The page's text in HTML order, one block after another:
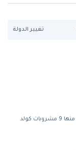
تغيير الدولة
ماكينة القهوة JURA X10 تقدم 35 نوعًا من المشروبات، منها 9 مشروبات كولد